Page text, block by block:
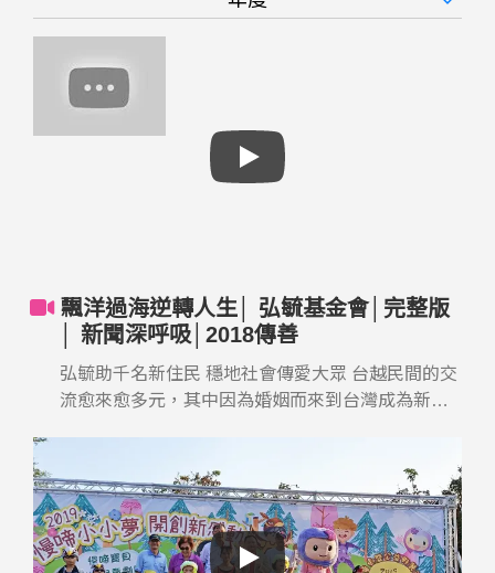
飄洋過海逆轉人生│ 弘毓基金會│完整版
│ 新聞深呼吸│2018傳善
弘毓助千名新住民 穩地社會傳愛大眾 台越民間的交
流愈來愈多元，其中因為婚姻而來到台灣成為新住
有弘毓基金會，15年來幫助了四千多個新住民，教
他們在台灣的生活、也給她們內心安定。其中這位
玉芳，還奮發向上唸到碩士、考取通譯，現在更幫
忙關照其他的新住民姊妹，一起提升在台灣的生活